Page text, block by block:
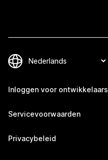
Inloggen voor ontwikkelaars
Servicevoorwaarden
Privacybeleid